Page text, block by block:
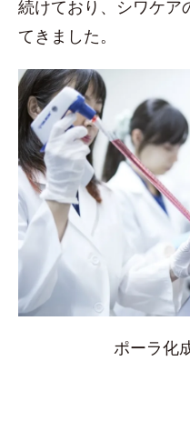
続けており、シワケア
てきました。
ポーラ化